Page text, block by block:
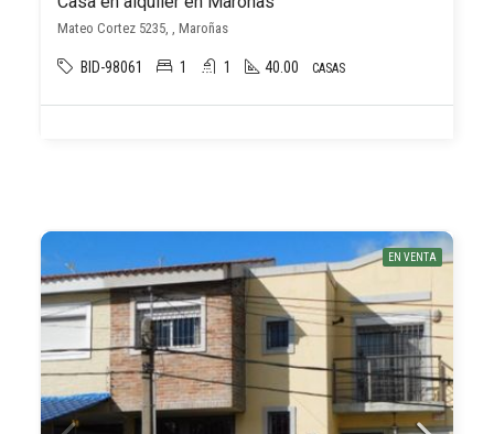
Mateo Cortez 5235, , Maroñas
BID-98061 1 1 40.00 CASAS
EN VENTA